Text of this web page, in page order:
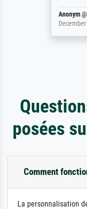
Anonym@
December 4,
posées
Comment
La personnalisation